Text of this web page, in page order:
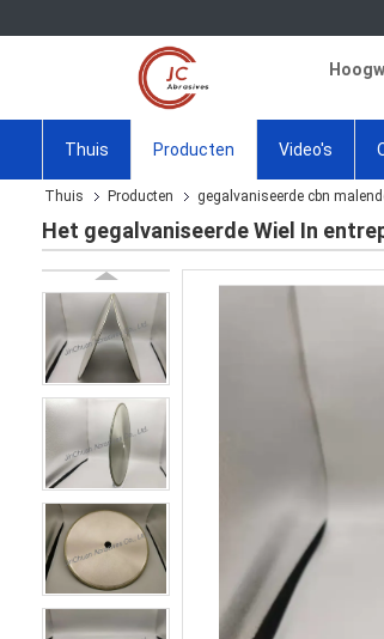
Thuis Producten Video's
Thuis Producten gegalvaniseerde cbn
Het gegalvaniseerde Wiel In